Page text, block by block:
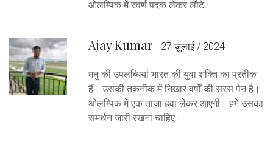
ओलम्पिक में स्वर्ण पदक लेकर लौटे।
Ajay Kumar 27 जुलाई / 2024
मनु की उपलब्धियां भारत की युवा शक्ति का प्रतीक
हैं। उसकी तकनीक में निखार वर्षों की सरस पेन है।
ओलम्पिक में एक ताज़ा हवा लेकर आएगी। हमें उसका
समर्थन जारी रखना चाहिए।